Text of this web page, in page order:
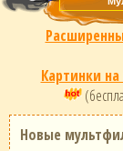
Картинки
Новые